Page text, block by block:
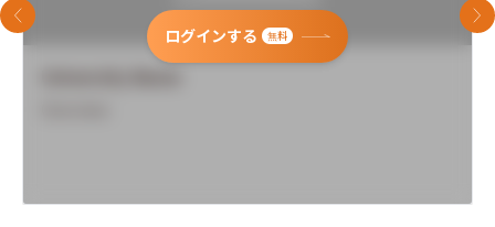
ログインする 無料
前のスライド 次